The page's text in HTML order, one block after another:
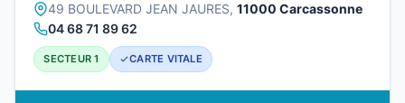
49 BOULEVARD JEAN JAURES, 11000 Carcassonne
04 68 71 89 62
SECTEUR 1 CARTE VITALE